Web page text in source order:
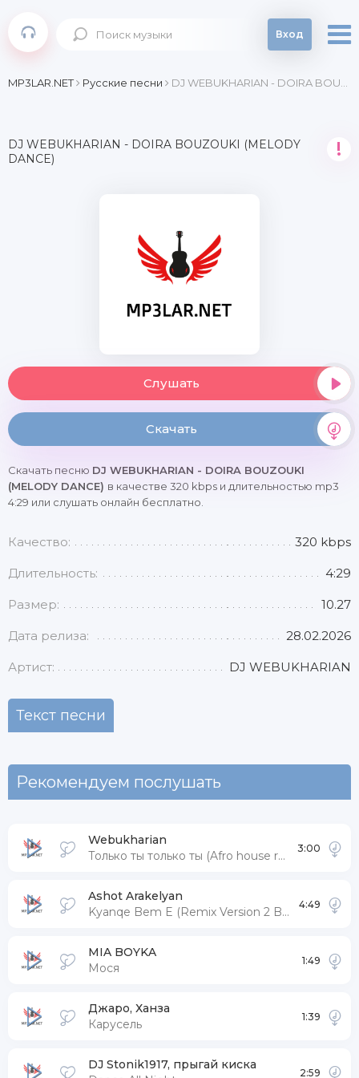
Вход
MP3LAR.NET Русские песни DJ WEBUKHARIAN - DOIRA BOUZOUKI (MELODY DANCE)
DJ WEBUKHARIAN - DOIRA BOUZOUKI (MELODY
DANCE)
!
Слушать
Скачать
Скачать песню DJ WEBUKHARIAN - DOIRA BOUZOUKI
(MELODY DANCE) в качестве 320 kbps и длительностью mp3
4:29 или слушать онлайн бесплатно.
Качество: 320 kbps
Длительность: 4:29
Размер: 10.27
Дата релиза: 28.02.2026
Артист: DJ WEBUKHARIAN
Текст песни
Рекомендуем послушать
Webukharian
Только ты только ты (Afro house remix)
3:00
Ashot Arakelyan
Kyanqe Bem E (Remix Version 2 Bouzouki)
4:49
MIA BOYKA
Мося
1:49
Джаро, Ханза
Карусель
1:39
DJ Stonik1917, прыгай киска
2:59